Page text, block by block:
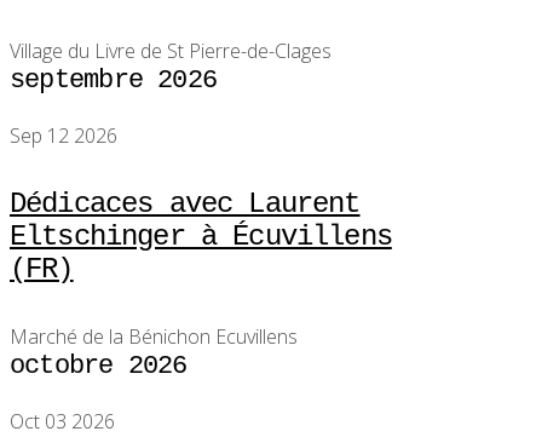
Village du Livre de St Pierre-de-Clages
septembre 2026
Sep 12 2026
Dédicaces avec Laurent
Eltschinger à Écuvillens
(FR)
Marché de la Bénichon Ecuvillens
octobre 2026
Oct 03 2026